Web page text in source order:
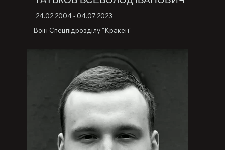
24.02.2004 - 04.07.2023
Воїн Спецпідрозділу "Кракен"